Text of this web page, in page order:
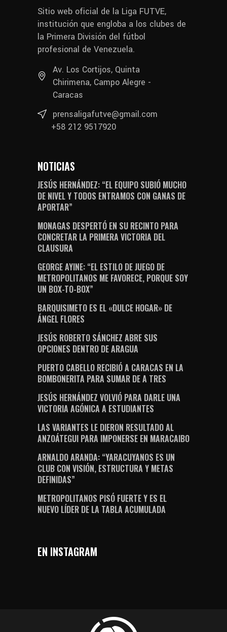
Sitio web oficial de la Liga FUTVE,
institución que engloba a los clubes de
la Primera División del fútbol
profesional de Venezuela.
Av. Los Cortijos, Quinta
Chirimena, Campo Alegre -
Caracas
prensaligafutve@gmail.com
+58 212 9517920
NOTICIAS
JESÚS HERNÁNDEZ: “EL EQUIPO SUBIÓ MUCHO
DE NIVEL Y TODOS ENTRAMOS CON GANAS DE
APORTAR”
MONAGAS DESPERTÓ EN SU RECINTO PARA
CONCRETAR LA PRIMERA VICTORIA DEL
CLAUSURA
GEORGE AYINE: “EL ESTILO DE JUEGO DE
METROPOLITANOS ME FAVORECE, PORQUE SOY
UN BOX-TO-BOX”
BARQUISIMETO ES EL «DULCE HOGAR» DE
ÁNGEL FLORES
JESÚS ROBERTO SÁNCHEZ ABRE SUS
OPCIONES DENTRO DE ARAGUA
PUERTO CABELLO RECIBIÓ A CARACAS EN LA
BOMBONERITA PARA SUMAR DE A TRES
JESÚS HERNÁNDEZ VOLVIÓ PARA DARLE UNA
VICTORIA AGÓNICA A ESTUDIANTES
LAS VARIANTES LE DIERON RESULTADO AL
ANZOÁTEGUI PARA IMPONERSE EN MARACAIBO
ARNALDO ARANDA: “YARACUYANOS ES UN
CLUB CON VISIÓN, ESTRUCTURA Y METAS
DEFINIDAS”
METROPOLITANOS PISÓ FUERTE Y ES EL
NUEVO LÍDER DE LA TABLA ACUMULADA
EN INSTAGRAM